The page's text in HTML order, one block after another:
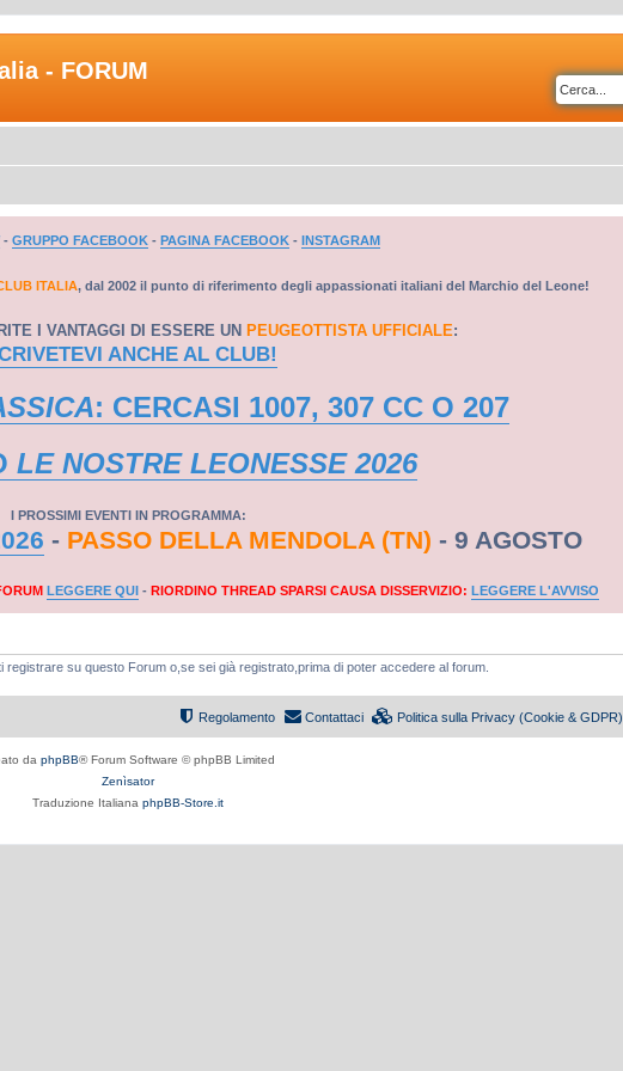
- FORUM
- GRUPPO FACEBOOK - PAGINA FACEBOOK - INSTAGRAM
ITALIA, dal 2002 il punto di riferimento degli appassionati italiani del Marchio del Leone!
I VANTAGGI DI ESSERE UN PEUGEOTTISTA UFFICIALE:
ANCHE AL CLUB!
: CERCASI 1007, 307 CC O 207
LE NOSTRE LEONESSE 2026
I PROSSIMI EVENTI IN PROGRAMMA:
- PASSO DELLA MENDOLA (TN) - 9 AGOSTO
LEGGERE QUI - RIORDINO THREAD SPARSI CAUSA DISSERVIZIO: LEGGERE L'AVVISO
su questo Forum o,se sei già registrato,prima di poter accedere al forum.
Politica sulla Privacy (Cookie & GDPR)
Contattaci
Regolamento
da phpBB® Forum Software © phpBB Limited
Zenìsator
Traduzione Italiana phpBB-Store.it